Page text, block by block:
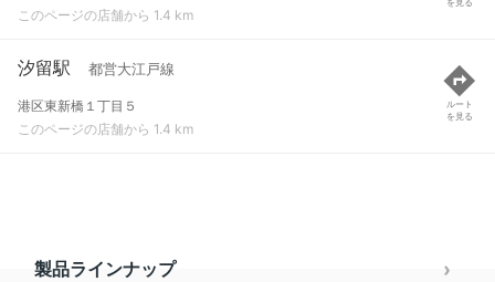
このページの店舗から 1.4 km
汐留駅 都営大江戸線
港区東新橋１丁目５
このページの店舗から 1.4 km
ルート
を見る
製品ラインナップ